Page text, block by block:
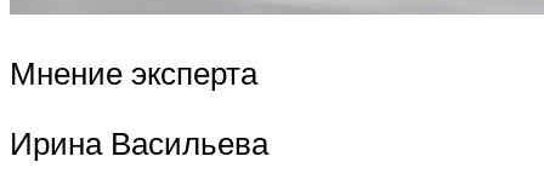
Мнение эксперта
Ирина Васильева